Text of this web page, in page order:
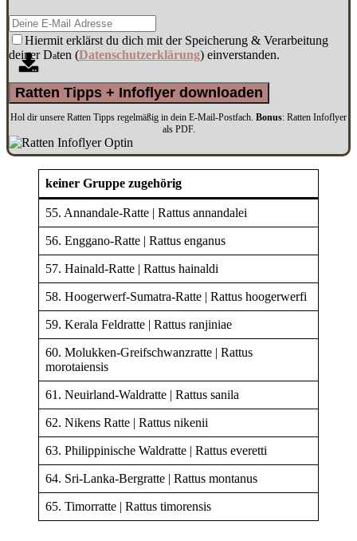
Hiermit erklärst du dich mit der Speicherung & Verarbeitung
deiner Daten (Datenschutzerklärung) einverstanden.
Ratten Tipps + Infoflyer downloaden
Hol dir unsere Ratten Tipps regelmäßig in dein E-Mail-Postfach. Bonus: Ratten Infoflyer
als PDF.
keiner Gruppe zugehörig
55. Annandale-Ratte | Rattus annandalei
56. Enggano-Ratte | Rattus enganus
57. Hainald-Ratte | Rattus hainaldi
58. Hoogerwerf-Sumatra-Ratte | Rattus hoogerwerfi
59. Kerala Feldratte | Rattus ranjiniae
60. Molukken-Greifschwanzratte | Rattus
morotaiensis
61. Neuirland-Waldratte | Rattus sanila
62. Nikens Ratte | Rattus nikenii
63. Philippinische Waldratte | Rattus everetti
64. Sri-Lanka-Bergratte | Rattus montanus
65. Timorratte | Rattus timorensis